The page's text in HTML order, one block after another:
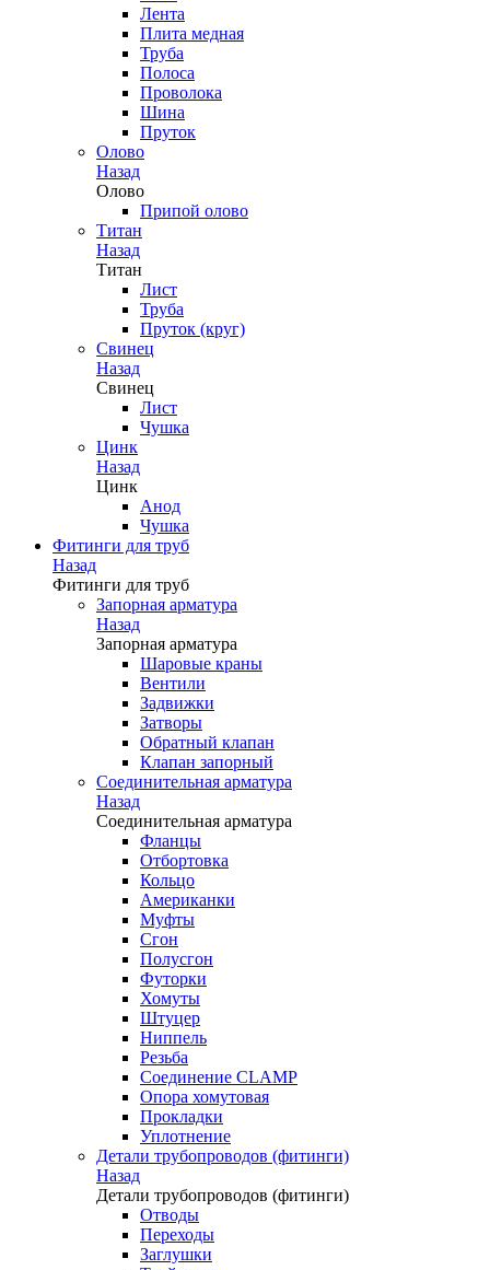
Лента
Плита медная
Труба
Полоса
Проволока
Шина
Пруток
Олово
Назад
Олово
Припой олово
Титан
Назад
Титан
Лист
Труба
Пруток (круг)
Свинец
Назад
Свинец
Лист
Чушка
Цинк
Назад
Цинк
Анод
Чушка
Фитинги для труб
Назад
Фитинги для труб
Запорная арматура
Назад
Запорная арматура
Шаровые краны
Вентили
Задвижки
Затворы
Обратный клапан
Клапан запорный
Соединительная арматура
Назад
Соединительная арматура
Фланцы
Отбортовка
Кольцо
Американки
Муфты
Сгон
Полусгон
Футорки
Хомуты
Штуцер
Ниппель
Резьба
Соединение CLAMP
Опора хомутовая
Прокладки
Уплотнение
Детали трубопроводов (фитинги)
Назад
Детали трубопроводов (фитинги)
Отводы
Переходы
Заглушки